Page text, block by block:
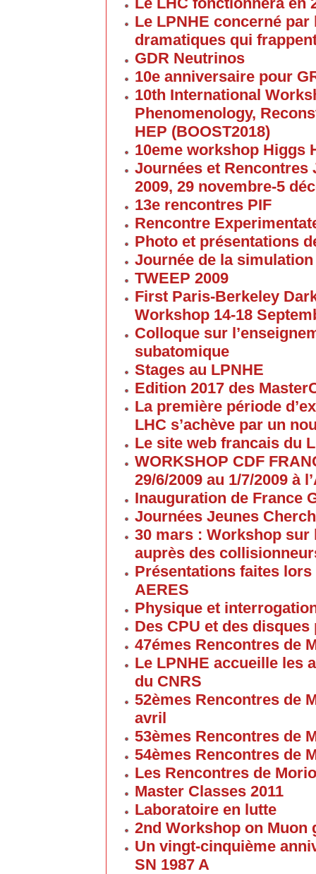
Le LPNHE concerné par
dramatiques qui
GDR Neutrinos
10e anniversaire pour
10th International
Phenomenology,
HEP (BOOST2018)
10eme workshop Higgs
Journées et Rencontres
2009, 29 novembre-5
13e rencontres PIF
Rencontre
Photo et présentations
Journée de la simulation
TWEEP 2009
First Paris-Berkeley
Workshop 14-18
Colloque sur
subatomique
Stages au LPNHE
Edition 2017 des
La première période
LHC s’achève par un
Le site web francais du
WORKSHOP CDF
29/6/2009 au 1/7/2009 à
Inauguration de France
Journées Jeunes
30 mars : Workshop
auprès des
Présentations faites
AERES
Physique et
Des CPU et des
47émes Rencontres de
Le LPNHE accueille les
du CNRS
52èmes Rencontres de
avril
53èmes Rencontres de
54èmes Rencontres de
Les Rencontres de
Master Classes 2011
Laboratoire en lutte
2nd Workshop on Muon
Un vingt-cinquième
SN 1987 A